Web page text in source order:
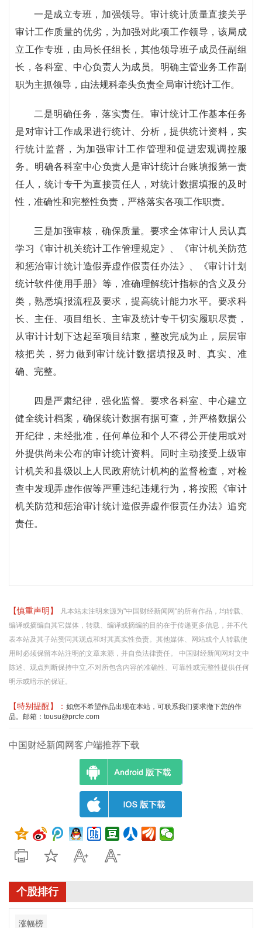
一是成立专班，加强领导。审计统计质量直接关乎
审计工作质量的优劣，为加强对此项工作领导，该局成
立工作专班，由局长任组长，其他领导班子成员任副组
长，各科室、中心负责人为成员。明确主管业务工作副
职为主抓领导，由法规科牵头负责全局审计统计工作。
二是明确任务，落实责任。审计统计工作基本任务
是对审计工作成果进行统计、分析，提供统计资料，实
行统计监督，为加强审计工作管理和促进宏观调控服
务。明确各科室中心负责人是审计统计台账填报第一责
任人，统计专干为直接责任人，对统计数据填报的及时
性，准确性和完整性负责，严格落实各项工作职责。
三是加强审核，确保质量。要求全体审计人员认真
学习《审计机关统计工作管理规定》、《审计机关防范
和惩治审计统计造假弄虚作假责任办法》、《审计计划
统计软件使用手册》等，准确理解统计指标的含义及分
类，熟悉填报流程及要求，提高统计能力水平。要求科
长、主任、项目组长、主审及统计专干切实履职尽责，
从审计计划下达起至项目结束，整改完成为止，层层审
核把关，努力做到审计统计数据填报及时、真实、准
确、完整。
四是严肃纪律，强化监督。要求各科室、中心建立
健全统计档案，确保统计数据有据可查，并严格数据公
开纪律，未经批准，任何单位和个人不得公开使用或对
外提供尚未公布的审计统计资料。同时主动接受上级审
计机关和县级以上人民政府统计机构的监督检查，对检
查中发现弄虚作假等严重违纪违规行为，将按照《审计
机关防范和惩治审计统计造假弄虚作假责任办法》追究
责任。
【慎重声明】
凡本站未注明来源为"中国财经新闻网"的所有作品，均转载、
编译或摘编自其它媒体，转载、编译或摘编的目的在于传递更多信息，并不代
表本站及其子站赞同其观点和对其真实性负责。其他媒体、网站或个人转载使
用时必须保留本站注明的文章来源，并自负法律责任。 中国财经新闻网对文中
陈述、观点判断保持中立,不对所包含内容的准确性、可靠性或完整性提供任何
明示或暗示的保证。
【特别提醒】： 如您不希望作品出现在本站，可联系我们要求撤下您的作
品。邮箱：tousu@prcfe.com
中国财经新闻网客户端推荐下载
个股排行
涨幅榜